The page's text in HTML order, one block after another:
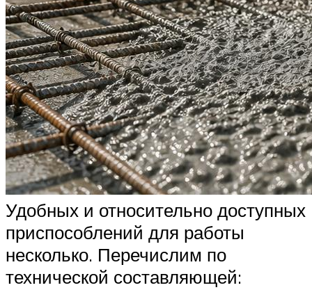
Удобных и относительно доступных
приспособлений для работы
несколько. Перечислим по
технической составляющей: